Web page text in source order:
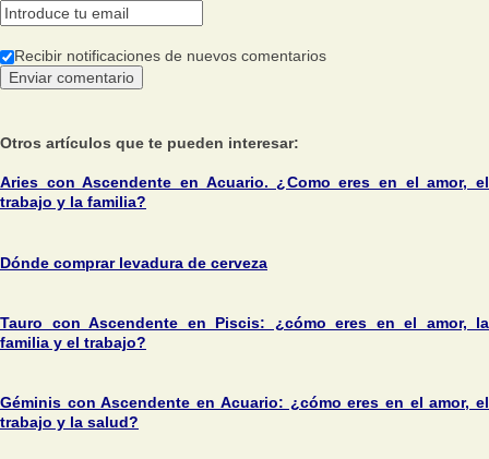
Recibir notificaciones de nuevos comentarios
Otros artículos que te pueden interesar:
Aries con Ascendente en Acuario. ¿Como eres en el amor, el
trabajo y la familia?
Dónde comprar levadura de cerveza
Tauro con Ascendente en Piscis: ¿cómo eres en el amor, la
familia y el trabajo?
Géminis con Ascendente en Acuario: ¿cómo eres en el amor, el
trabajo y la salud?